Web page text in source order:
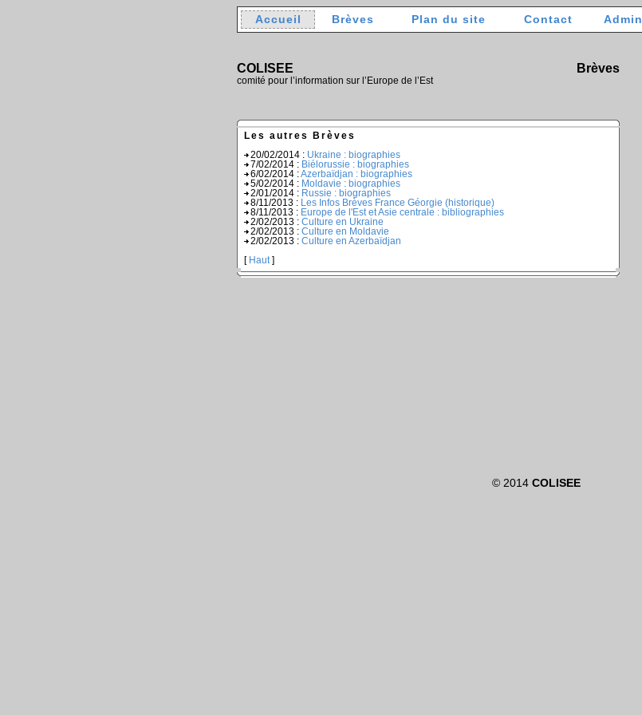
Accueil Brèves Plan du site Contact Admin
COLISEE Brèves
comité pour l’information sur l’Europe de l’Est
Les autres Brèves
20/02/2014 : Ukraine : biographies
7/02/2014 : Biélorussie : biographies
6/02/2014 :Azerbaïdjan : biographies
5/02/2014 : Moldavie : biographies
2/01/2014 : Russie : biographies
8/11/2013 :
Les Infos Brèves France Géorgie (historique)
8/11/2013 : Europe de l'Est et Asie centrale : bibliographies
2/02/2013 : Culture en Ukraine
2/02/2013 : Culture en Moldavie
2/02/2013 : Culture en Azerbaïdjan
[ Haut ]
© 2014 COLISEE